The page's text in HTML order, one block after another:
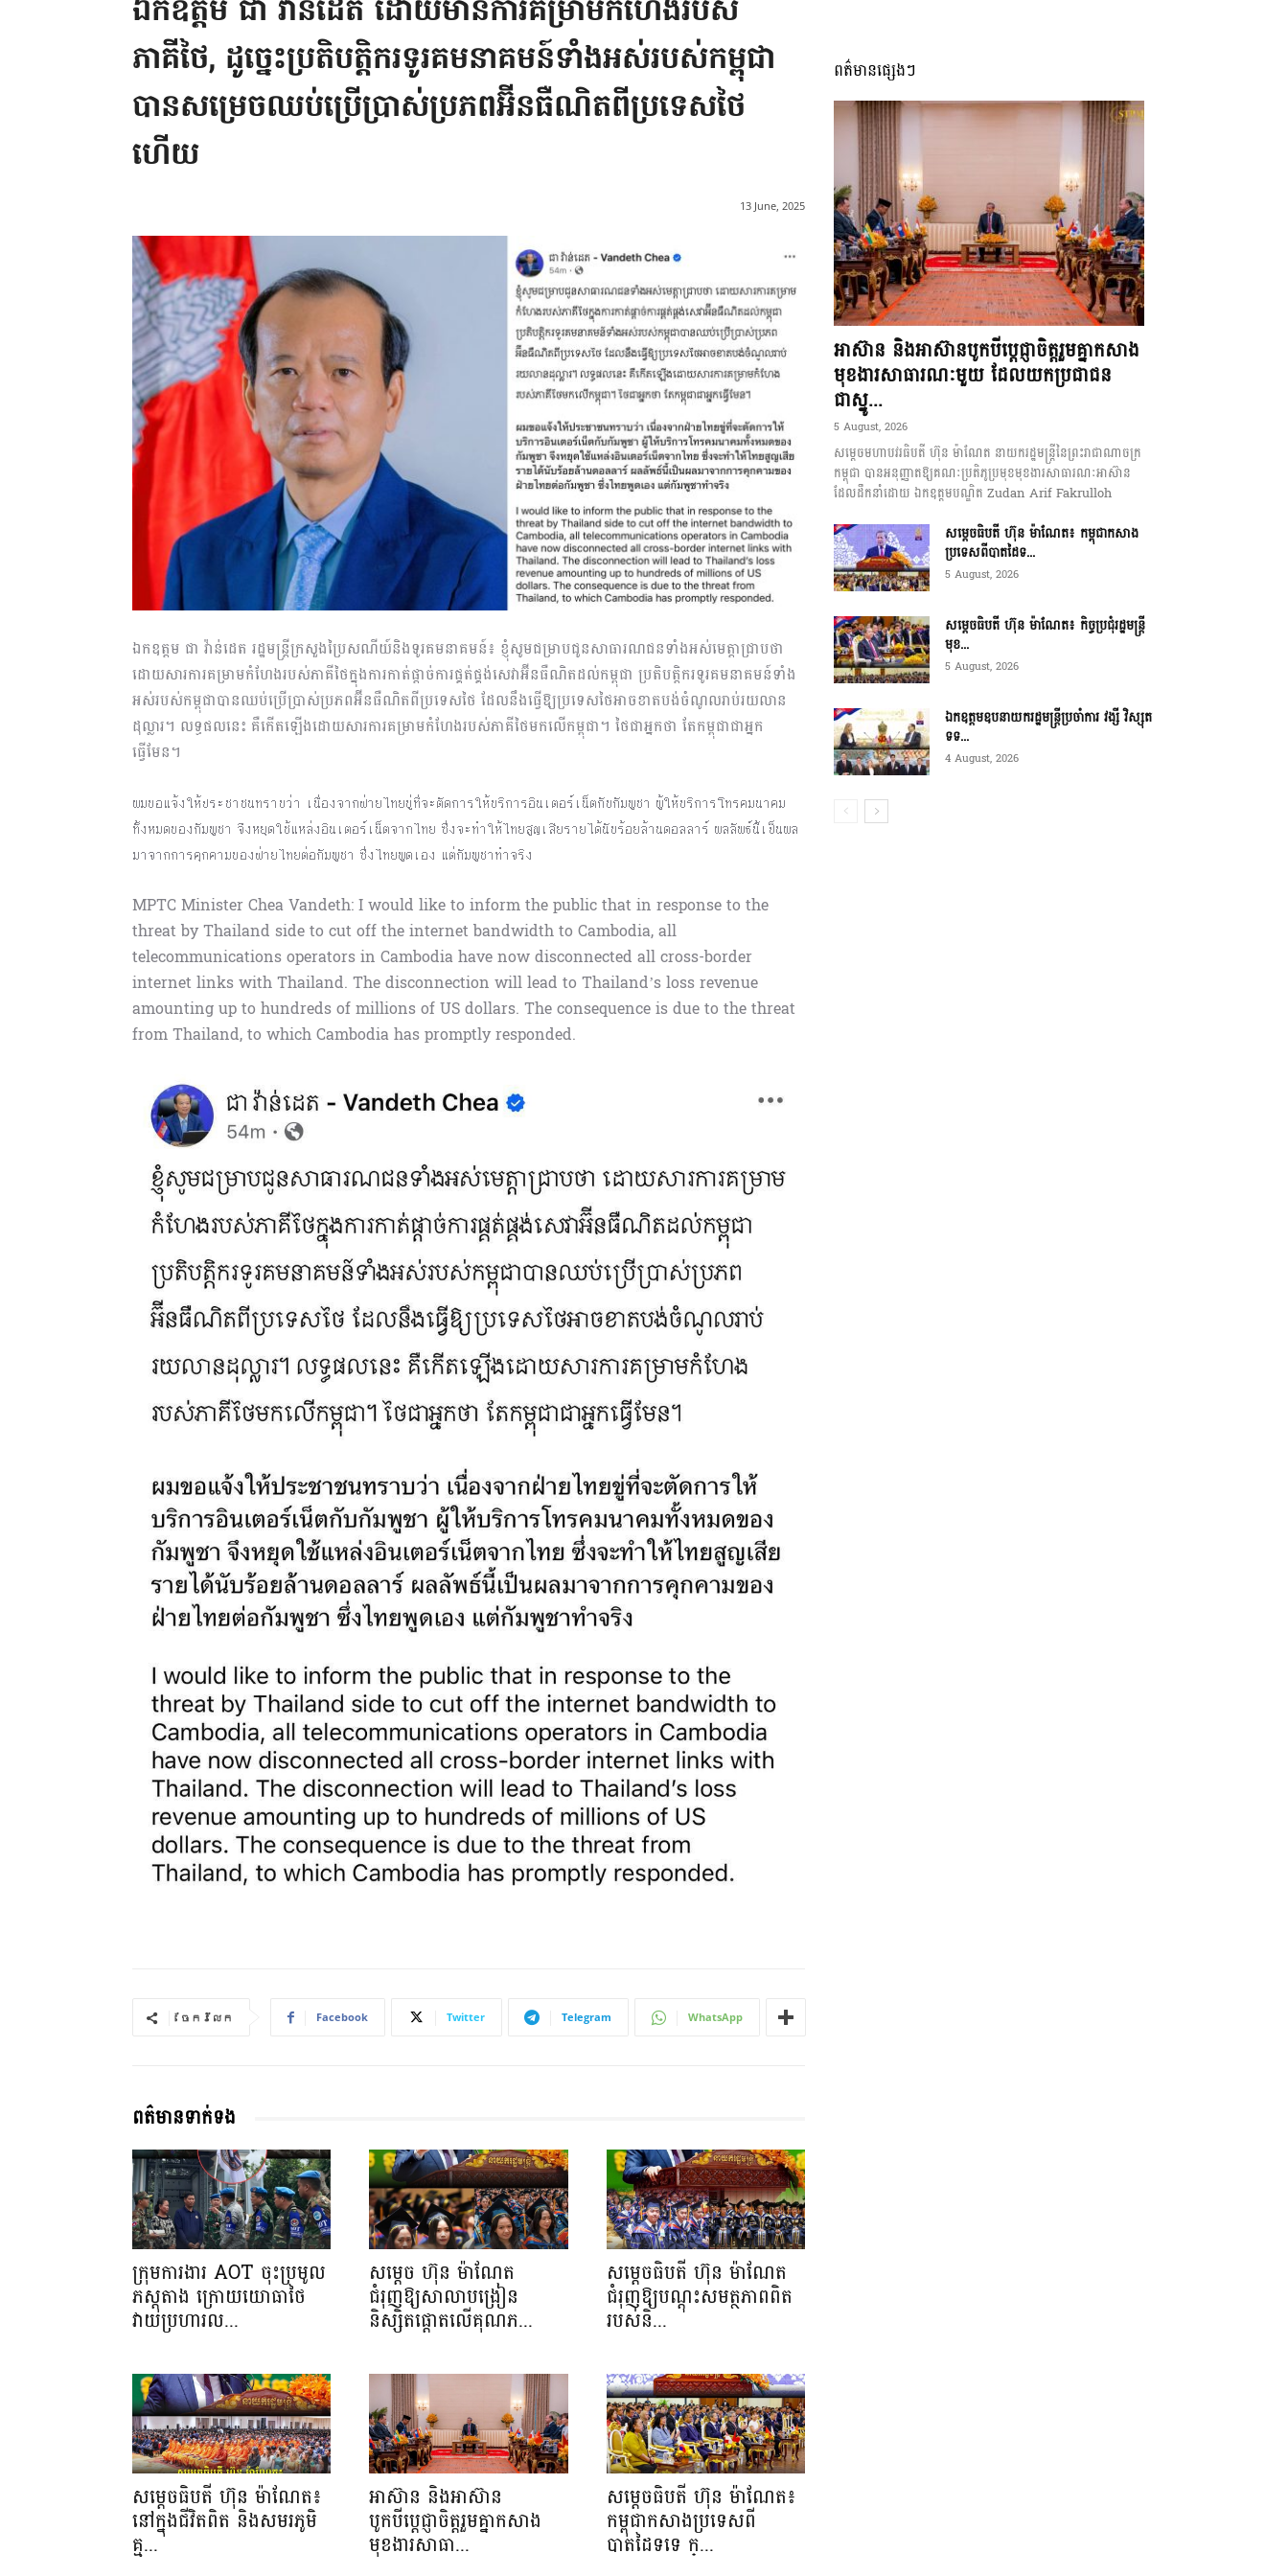
ភាព​
ព័ត៌មាន​
និង
ប្រតិកម្ម
រហ័ស
ឯកឧត្តម​ ជា​ វ៉ាន់ដេត​ ដោយមានការគម្រាមកំហែងរបស់
ភាគីថៃ, ដូច្នេះប្រតិបត្តិករទូរគមនាគមន៍ទាំងអស់របស់កម្ពុជា
បានសម្រេចឈប់ប្រើប្រាស់ប្រភពអ៊ីនធឺណិតពីប្រទេសថៃ
ហើយ
13 June, 2025
ឯកឧត្តម​ ជា​ វ៉ាន់ដេត​ រដ្ឋមន្ត្រីក្រសួងប្រៃសណីយ៍និងទូរគមនាគមន៍៖ ខ្ញុំសូមជម្រាបជូនសាធារណជនទាំងអស់មេត្តាជ្រាបថា
ដោយសារការគម្រាមកំហែងរបស់ភាគីថៃក្នុងការកាត់ផ្ដាច់ការផ្គត់ផ្គង់សេវាអ៊ីនធឺណិតដល់កម្ពុជា ប្រតិបត្តិករទូរគមនាគមន៍ទាំង
អស់របស់កម្ពុជាបានឈប់ប្រើប្រាស់ប្រភពអ៊ីនធឺណិតពីប្រទេសថៃ ដែលនឹងធ្វើឱ្យប្រទេសថៃអាចខាតបង់ចំណូលរាប់រយលាន
ដុល្លារ។ លទ្ធផលនេះ គឺកើតឡើងដោយសារការគម្រាមកំហែងរបស់ភាគីថៃមកលើកម្ពុជា។ ថៃជាអ្នកថា តែកម្ពុជាជាអ្នក
ធ្វើមែន។
ผมขอแจ้งให้ประชาชนทราบว่า เนื่องจากฝ่ายไทยขู่ที่จะตัดการให้บริการอินเตอร์เน็ตกับกัมพูชา ผู้ให้บริการโทรคมนาคม
ทั้งหมดของกัมพูชา จึงหยุดใช้แหล่งอินเตอร์เน็ตจากไทย ซึ่งจะทำให้ไทยสูญเสียรายได้นับร้อยล้านดอลลาร์ ผลลัพธ์นี้เป็นผล
มาจากการคุกคามของฝ่ายไทยต่อกัมพูชา ซึ่งไทยพูดเอง แต่กัมพูชาทำจริง
MPTC Minister Chea Vandeth: I would like to inform the public that in response to the
threat by Thailand side to cut off the internet bandwidth to Cambodia, all
telecommunications operators in Cambodia have now disconnected all cross-border
internet links with Thailand. The disconnection will lead to Thailand’s loss revenue
amounting up to hundreds of millions of US dollars. The consequence is due to the threat
from Thailand, to which Cambodia has promptly responded.
ចែករំលែក Facebook Twitter Telegram WhatsApp
ពត៌មានទាក់ទង
ក្រុមការងារ AOT ចុះប្រមូល
ភស្តុតាង ក្រោយយោធាថៃ
វាយប្រហារល...
សម្តេច ហ៊ុន ម៉ាណែត
ជំរុញឱ្យសាលាបង្រៀន
និស្សិតផ្តោតលើគុណភ...
សម្តេចធិបតី ហ៊ុន ម៉ាណែត
ជំរុញឱ្យបណ្តុះសមត្ថភាពពិត
របស់និ...
សម្តេចធិបតី ហ៊ុន ម៉ាណែត៖
នៅក្នុងជីវិតពិត និងសមរភូមិ
គ្ម...
អាស៊ាន និងអាស៊ាន
បូកបីប្តេជ្ញាចិត្តរួមគ្នាកសាង
មុខងារសាធា...
សម្ដេចធិបតី ហ៊ុន ម៉ាណែត៖
កម្ពុជាកសាងប្រទេសពី
បាតដៃទទេ ក្...
ពត៌មានផ្សេងៗ
អាស៊ាន និងអាស៊ានបូកបីប្តេជ្ញាចិត្តរួមគ្នាកសាង
មុខងារសាធារណៈមួយ ដែលយកប្រជាជន
ជាស្នូ...
5 August, 2026
សម្តេចមហាបវរធិបតី ហ៊ុន ម៉ាណែត នាយករដ្ឋមន្ត្រីនៃព្រះរាជាណាចក្រ
កម្ពុជា បានអនុញ្ញាតឱ្យគណៈប្រតិភូប្រមុខមុខងារសាធារណៈអាស៊ាន
ដែលដឹកនាំដោយ ឯកឧត្តមបណ្ឌិត Zudan Arif Fakrulloh
សម្ដេចធិបតី ហ៊ុន ម៉ាណែត៖ កម្ពុជាកសាង
ប្រទេសពីបាតដៃទ...
5 August, 2026
សម្ដេចធិបតី ហ៊ុន ម៉ាណែត៖ កិច្ចប្រជុំរដ្ឋមន្ត្រី
មុខ...
5 August, 2026
ឯកឧត្តមឧបនាយករដ្ឋមន្ត្រីប្រចាំការ វង្សី វិស្សុត
ទទ...
4 August, 2026